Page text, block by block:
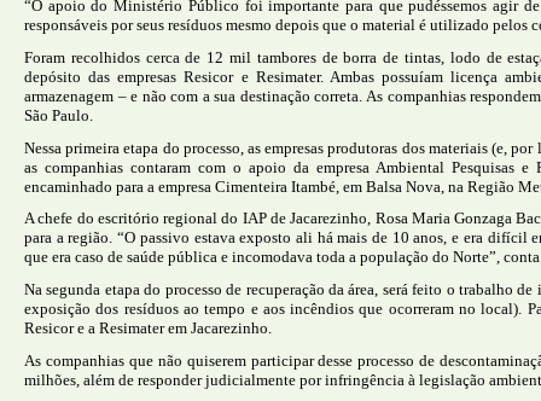
“O apoio do Ministério Público foi importante para que pudéssemos agir
responsáveis por seus resíduos mesmo depois que o material é utilizado
Foram recolhidos cerca de 12 mil tambores de borra de tintas, lodo de
depósito das empresas Resicor e Resimater. Ambas possuíam licença
armazenagem – e não com a sua destinação correta. As companhias
São Paulo.
Nessa primeira etapa do processo, as empresas produtoras dos materiais (e,
as companhias contaram com o apoio da empresa Ambiental Pesquisas
encaminhado para a empresa Cimenteira Itambé, em Balsa Nova, na Região
A chefe do escritório regional do IAP de Jacarezinho, Rosa Maria Gonzaga
para a região. “O passivo estava exposto ali há mais de 10 anos, e era difícil
que era caso de saúde pública e incomodava toda a população do Norte”,
Na segunda etapa do processo de recuperação da área, será feito o trabalho
exposição dos resíduos ao tempo e aos incêndios que ocorreram no local).
Resicor e a Resimater em Jacarezinho.
As companhias que não quiserem participar desse processo de
milhões, além de responder judicialmente por infringência à legislação